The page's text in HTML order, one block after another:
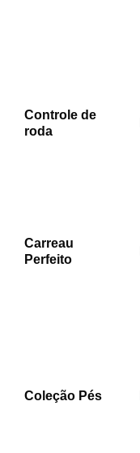
Controle de
roda
Carreau
Perfeito
Coleção Pés